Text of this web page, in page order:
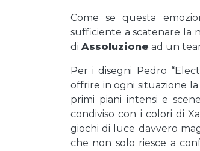
Come se questa
sufficiente a scatenare la
di Assoluzione ad un
Per i disegni Pedro
offrire in ogni situazione
primi piani intensi e
condiviso con i colori di
giochi di luce davvero
che non solo riesce a